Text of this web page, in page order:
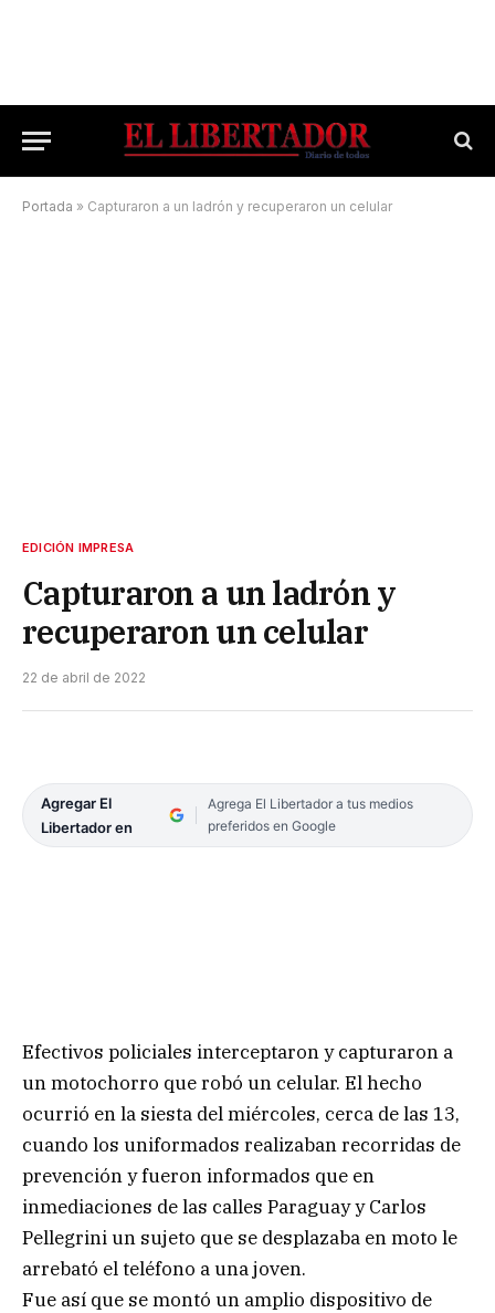
Portada » Capturaron a un ladrón y recuperaron un celular
EDICIÓN IMPRESA
Capturaron a un ladrón y
recuperaron un celular
22 de abril de 2022
Agregar El
Libertador en
Agrega El Libertador a tus medios
preferidos en Google
Efectivos policiales interceptaron y capturaron a
un motochorro que robó un celular. El hecho
ocurrió en la siesta del miércoles, cerca de las 13,
cuando los uniformados realizaban recorridas de
prevención y fueron informados que en
inmediaciones de las calles Paraguay y Carlos
Pellegrini un sujeto que se desplazaba en moto le
arrebató el teléfono a una joven.
Fue así que se montó un amplio dispositivo de